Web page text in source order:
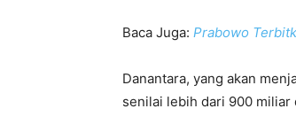
Baca Juga: Prabowo
Danantara, yang akan
senilai lebih dari 900 miliar